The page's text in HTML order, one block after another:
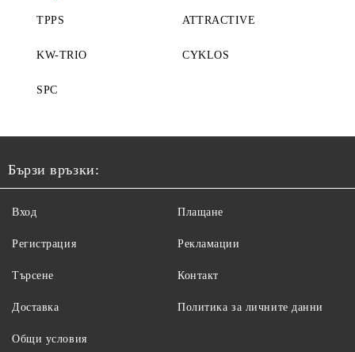
TPPS ATTRACTIVE
KW-TRIO CYKLOS
SPC
Бързи връзки:
Вход
Регистрация
Търсене
Доставка
Плащане
Рекламации
Контакт
Политика за личните данни
Общи условия